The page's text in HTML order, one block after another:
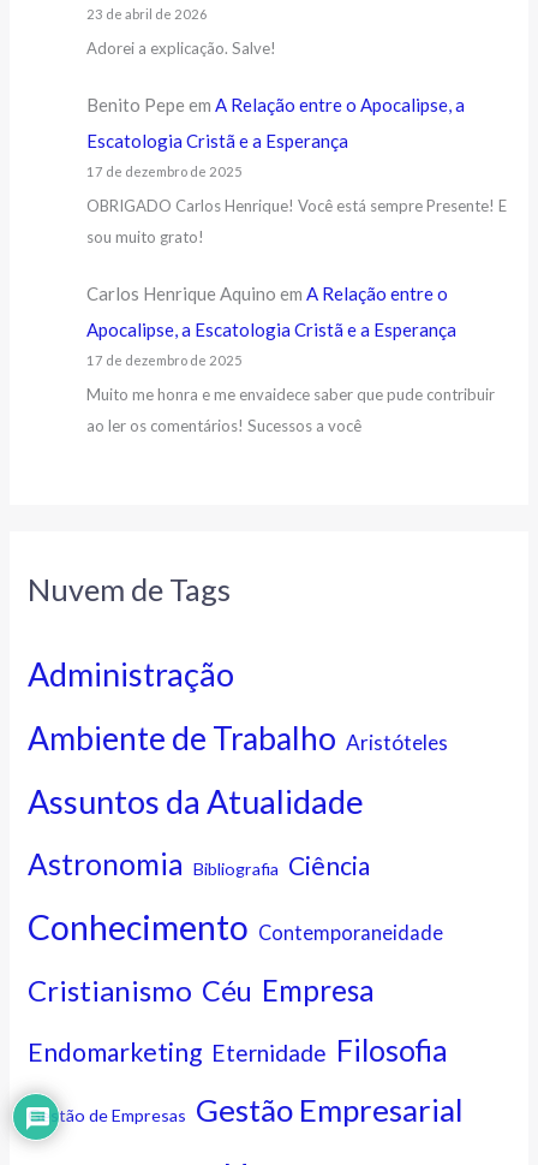
23 de abril de 2026
Adorei a explicação. Salve!
Benito Pepe em A Relação entre o Apocalipse, a
Escatologia Cristã e a Esperança
17 de dezembro de 2025
OBRIGADO Carlos Henrique! Você está sempre Presente! E
sou muito grato!
Carlos Henrique Aquino em A Relação entre o
Apocalipse, a Escatologia Cristã e a Esperança
17 de dezembro de 2025
Muito me honra e me envaidece saber que pude contribuir
ao ler os comentários! Sucessos a você
Nuvem de Tags
Administração
Ambiente de Trabalho Aristóteles
Assuntos da Atualidade
Astronomia Bibliografia Ciência
Conhecimento Contemporaneidade
Cristianismo Céu Empresa
Endomarketing Eternidade Filosofia
Gestão de Empresas Gestão Empresarial